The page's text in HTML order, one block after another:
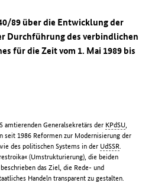
89 über die Entwicklung der
Durchführung des verbindlichen
für die Zeit vom 1. Mai 1989 bis
amtierenden Generalsekretärs der KPdSU
seit 1986 Reformen zur Modernisierung der
des politischen Systems in der UdSSR
(Umstrukturierung), die beiden
das Ziel, die Rede- und
Handeln transparent zu gestalten.